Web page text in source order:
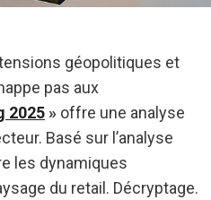
géopolitiques et
pas aux
2025 » offre une analyse
Basé sur l’analyse
les dynamiques
du retail. Décryptage.